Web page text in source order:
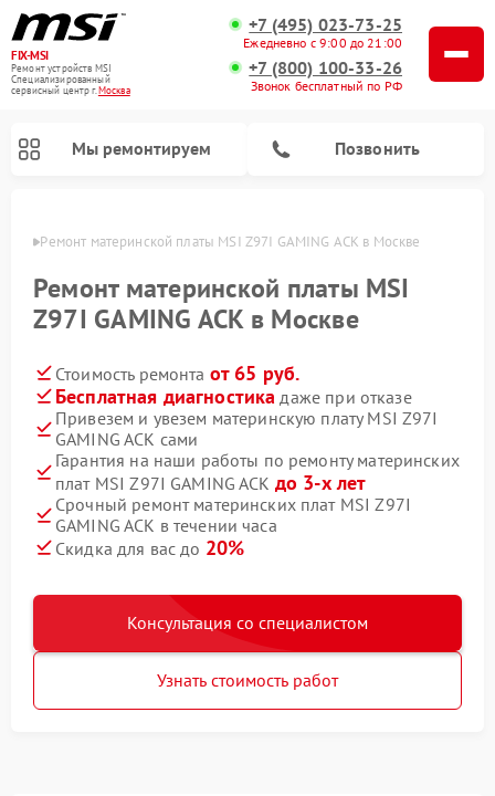
FIX-MSI
Ремонт устройств MSI
Специализированный
cервисный центр г.Москва
+7 (495) 023-73-25
Ежедневно с 9:00 до 21:00
+7 (800) 100-33-26
Звонок бесплатный по РФ
Мы ремонтируем Позвонить
Ремонт материнской платы MSI Z97I GAMING ACK в Москве
Ремонт материнской платы MSI
Z97I GAMING ACK в Москве
Стоимость ремонта от 65 руб.
Бесплатная диагностика даже при отказе
Привезем и увезем материнскую плату MSI Z97I
GAMING ACK сами
Гарантия на наши работы по ремонту материнских
плат MSI Z97I GAMING ACK до 3-х лет
Срочный ремонт материнских плат MSI Z97I
GAMING ACK в течении часа
Скидка для вас до 20%
Консультация со специалистом
Узнать стоимость работ